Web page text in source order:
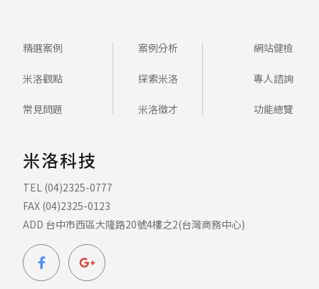
精選案例 案例分析 網站健檢
米洛觀點 探索米洛 專人諮詢
常見問題 米洛徵才 功能總覽
米洛科技
TEL (04)2325-0777
FAX (04)2325-0123
ADD 台中市西區大隆路20號4樓之2(台灣商務中心)